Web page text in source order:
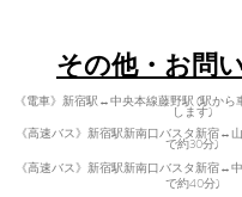
その他・お問
《電車》新宿駅↔中央本線藤野駅 (駅か
します)
《高速バス》新宿駅新南口バスタ新宿↔
で約30分)
《高速バス》新宿駅新南口バスタ新宿↔
で約40分)